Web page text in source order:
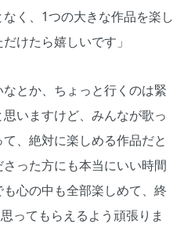
く、1つの大きな作品を楽し
けたら嬉しいです」
とか、ちょっと行くのは緊
いますけど、みんなが歌っ
、絶対に楽しめる作品だと
った方にも本当にいい時間
心の中も全部楽しめて、終
ってもらえるよう頑張りま